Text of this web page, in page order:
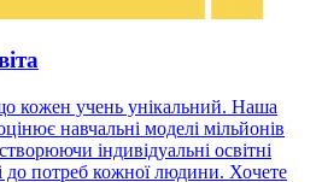
кожен учень унікальний. Наша
навчальні моделі мільйонів
індивідуальні освітні
до потреб кожної людини. Хочете